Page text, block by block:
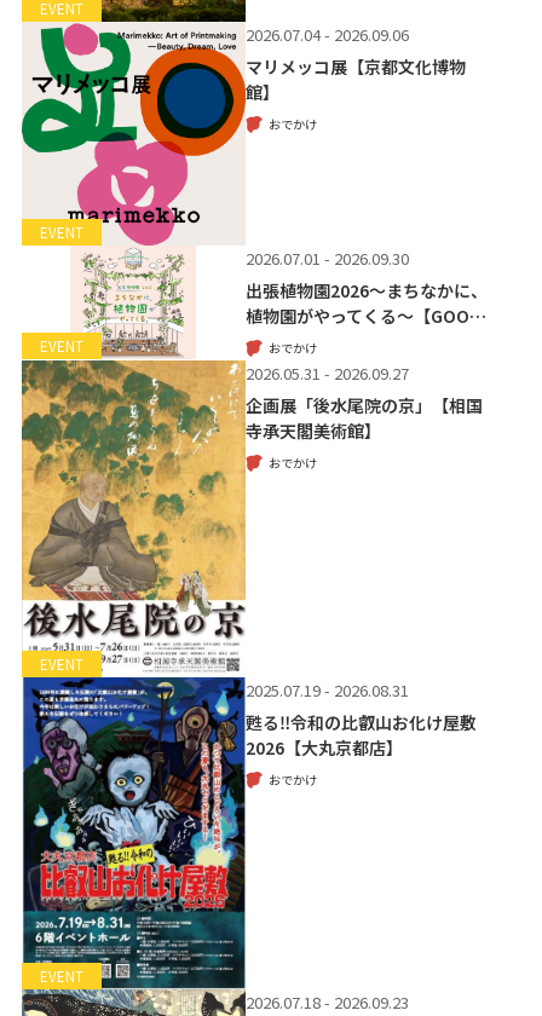
EVENT
EVENT
2026.07.04 - 2026.09.06
マリメッコ展【京都文化博物
館】
おでかけ
EVENT
2026.07.01 - 2026.09.30
出張植物園2026～まちなかに、
植物園がやってくる～【GOO…
おでかけ
EVENT
2026.05.31 - 2026.09.27
企画展「後水尾院の京」【相国
寺承天閣美術館】
おでかけ
EVENT
2025.07.19 - 2026.08.31
甦る‼令和の比叡山お化け屋敷
2026【大丸京都店】
おでかけ
2026.07.18 - 2026.09.23